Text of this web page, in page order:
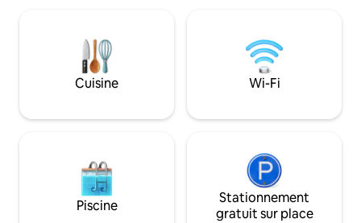
avec téléviseur intelligent de 85 po 🍳
Cuisine gastronomique 🌿 Jardin avec
barbecue 🚗 Garage privé 📶 Wi-Fi rapide
✨ Air de la montagne, détente et
terrasse.
merveilleuses
montagne et
l'agitation de la
Cuisine Wi-Fi
Piscine
Stationnement
gratuit sur place